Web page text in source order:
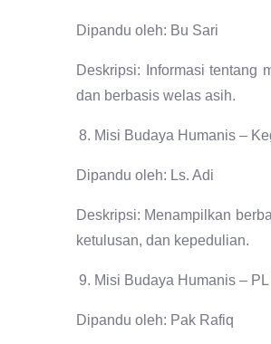
Dipandu oleh: Bu Sari
Deskripsi: Informasi tentang
dan berbasis welas asih.
Misi Budaya Humanis –
Dipandu oleh: Ls. Adi
Deskripsi: Menampilkan
ketulusan, dan kepedulian.
Misi Budaya Humanis –
Dipandu oleh: Pak Rafiq